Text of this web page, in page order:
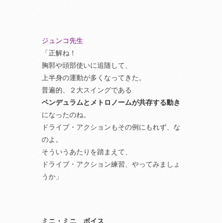
ジュンコ先生
「正解ね！
胸郭や頭部使いに追随して、
上半身の運動が多くなってきた。
普遍的、２大スイングである
ペンデュラムとメトロノームが共存する動き
になったのね。
ドライブ・アクションもその例にもれず、な
のよ。
そういうあたりを踏まえて、
ドライブ・アクション練習、やってみましょ
うか」
ミニ・ミニ ボイス